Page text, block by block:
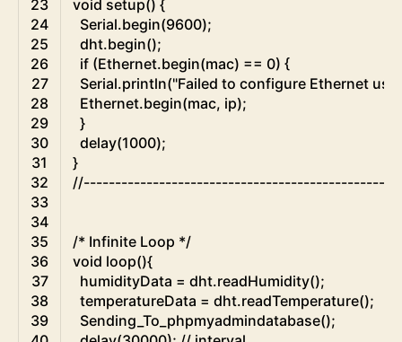
23
24
25
26
27
28
29
30
31
32
33
34
35
36
37
38
39
void setup() {
Serial.begin(9600);
dht.begin();
if (Ethernet.begin(mac) == 0) {
Serial.println("Failed to configure Ethernet
Ethernet.begin(mac, ip);
}
delay(1000);
}
/* Infinite Loop */
void loop(){
humidityData = dht.readHumidity();
temperatureData = dht.readTemperature();
Sending_To_phpmyadmindatabase();